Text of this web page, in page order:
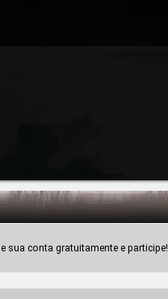
conta gratuitamente e participe!